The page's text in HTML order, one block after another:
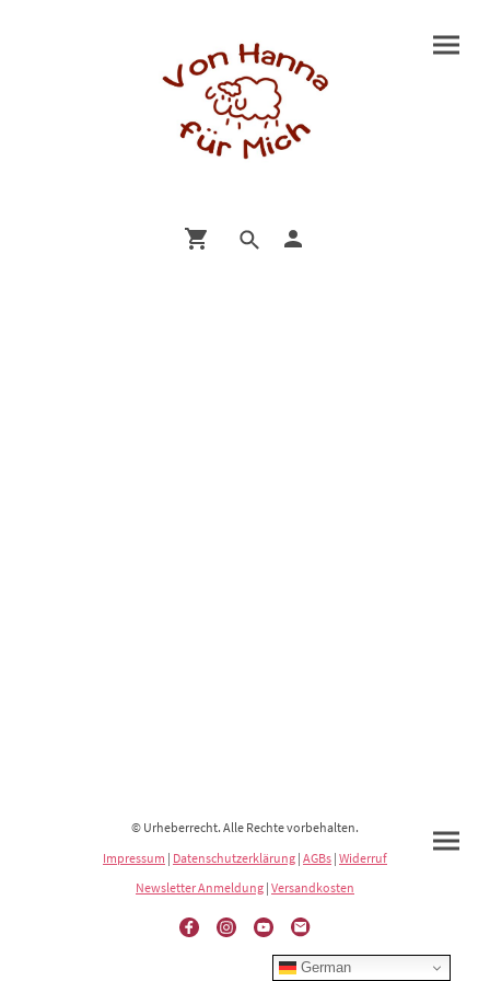
© Urheberrecht. Alle Rechte vorbehalten.
Impressum | Datenschutzerklärung | AGBs | Widerruf
Newsletter Anmeldung | Versandkosten
German